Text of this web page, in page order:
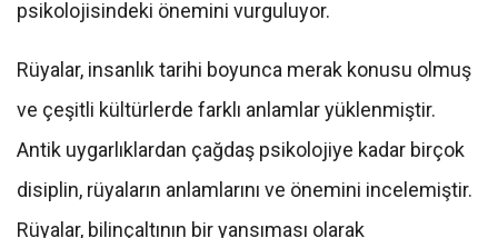
psikolojisindeki önemini vurguluyor.
Rüyalar, insanlık tarihi boyunca merak konusu olmuş
ve çeşitli kültürlerde farklı anlamlar yüklenmiştir.
Antik uygarlıklardan çağdaş psikolojiye kadar birçok
disiplin, rüyaların anlamlarını ve önemini incelemiştir.
Rüyalar, bilinçaltının bir yansıması olarak